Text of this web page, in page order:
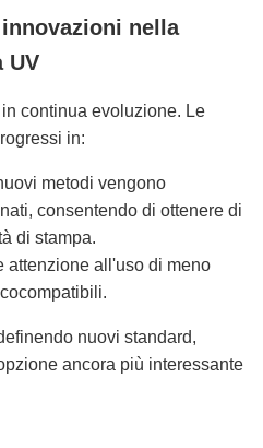
nella
UV
in continua evoluzione. Le
in:
metodi vengono
consentendo di ottenere di
di stampa.
attenzione all'uso di meno
nuovi standard,
ancora più interessante